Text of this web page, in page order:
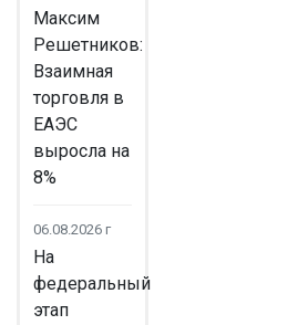
Максим
Решетников:
Взаимная
торговля в
ЕАЭС
выросла на
8%
06.08.2026 г
На
федеральный
этап